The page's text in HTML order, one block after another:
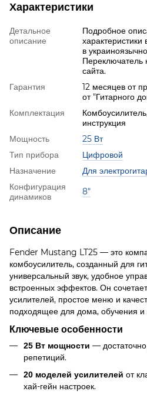
Характеристики
Детальное
описание
Подробное
в
Переключатель
сайта.
Гарантия
12 месяцев от
от "Гитарного
Комплектация
инструкция
Мощность
25 Вт
Тип прибора
Цифровой
Назначение
Для
Конфигурация
динамиков
8"
Описание
Fender Mustang LT25 — это
комбоусилитель, созданный для
универсальный звук, удобное
встроенных эффектов. Он
усилителей, простое меню и
подходящее для дома, обучения и
Ключевые особенности
25 Вт мощности —
репетиций.
20 моделей усилителей от
хай-гейн настроек.